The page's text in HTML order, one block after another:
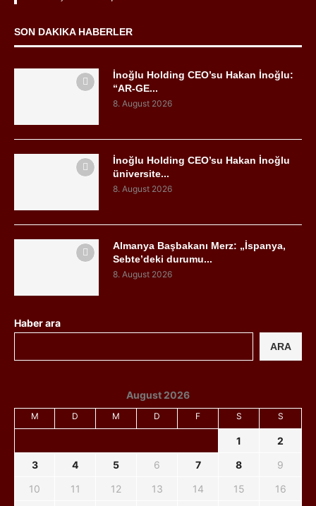
SON DAKIKA HABERLER
İnoğlu Holding CEO’su Hakan İnoğlu:
“AR-GE...
8. August 2026
İnoğlu Holding CEO’su Hakan İnoğlu
üniversite...
8. August 2026
Almanya Başbakanı Merz: „İspanya,
Sebte’deki durumu...
8. August 2026
Haber ara
ARA
August 2026
M D M D F S S
1
2
3
4 5 6 7 8
9
10
11 12 13 14 15 16